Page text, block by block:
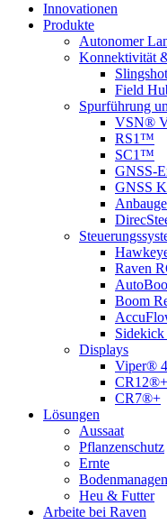
Innovationen
Produkte
Autonomer
Konnektivität
Field
Spurführung
VSN®
RS1™
SC1™
GNSS-
GNSS
Raven
Boom
Displays
Viper®
CR12®+
CR7®+
Lösungen
Aussaat
Pflanzenschutz
Ernte
Heu & Futter
Arbeite bei Raven